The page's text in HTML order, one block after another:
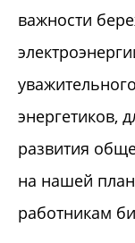
важности
энергетиков,
развития
на нашей
работникам